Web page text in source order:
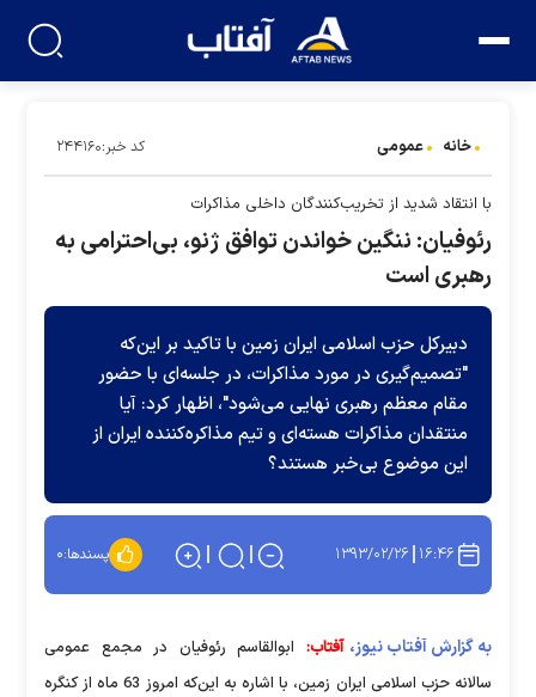
خانه عمومی کد خبر:۲۴۴۱۶۰
با انتقاد شدید از تخریب‌کنندگان داخلی مذاکرات
رئوفیان: ننگین خواندن توافق ژنو، بی‌احترامی به
رهبری است
دبیرکل حزب اسلامی ایران زمین با تاکید بر این‌که
"تصمیم‌گیری در مورد مذاکرات، در جلسه‌ای با حضور
مقام معظم رهبری نهایی می‌شود"، اظهار کرد: آیا
منتقدان مذاکرات هسته‌ای و تیم مذاکره‌کننده ایران از
این موضوع بی‌خبر هستند؟
۱۶:۴۶ ۱۳۹۳/۰۲/۲۶ پسندها:۰
به گزارش آفتاب نیوز، آفتاب: ابوالقاسم رئوفیان در مجمع عمومی
سالانه حزب اسلامی ایران زمین، با اشاره به این‌که امروز 63 ماه از کنگره